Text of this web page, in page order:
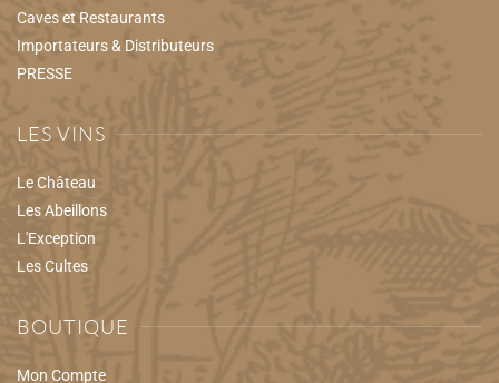
Caves et Restaurants
Importateurs & Distributeurs
PRESSE
LES VINS
Le Château
Les Abeillons
L'Exception
Les Cultes
BOUTIQUE
Mon Compte